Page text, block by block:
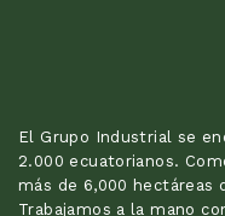
El Grupo Industrial se
2.000 ecuatorianos.
más de 6,000 hectáreas
Trabajamos a la mano